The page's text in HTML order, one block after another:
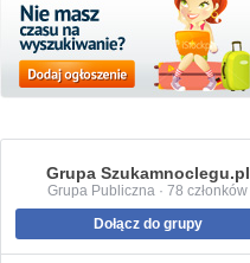
Grupa Szukamnoclegu.pl
Grupa Publiczna · 78 członków
Dołącz do grupy